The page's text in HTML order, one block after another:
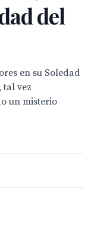
del
en su Soledad
tal vez
un misterio